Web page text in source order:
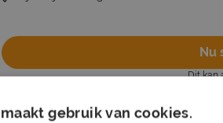
Nu
Dit kan
Vacature actiesgebruik van cookies.